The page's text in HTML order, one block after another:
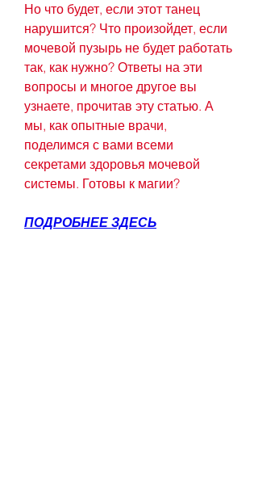
Но что будет, если этот танец
нарушится? Что произойдет, если
мочевой пузырь не будет работать
так, как нужно? Ответы на эти
вопросы и многое другое вы
узнаете, прочитав эту статью. А
мы, как опытные врачи,
поделимся с вами всеми
секретами здоровья мочевой
системы. Готовы к магии?
ПОДРОБНЕЕ ЗДЕСЬ